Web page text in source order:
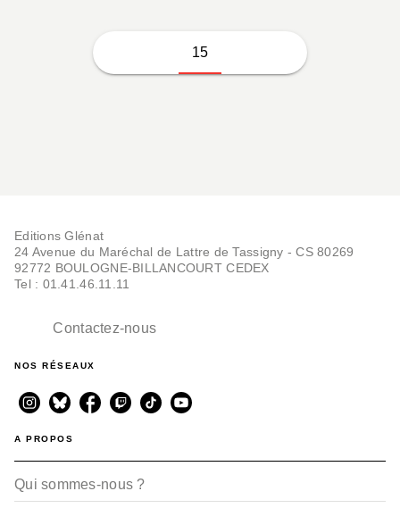
15
Editions Glénat
24 Avenue du Maréchal de Lattre de Tassigny - CS 80269
92772 BOULOGNE-BILLANCOURT CEDEX
Tel : 01.41.46.11.11
Contactez-nous
NOS RÉSEAUX
A PROPOS
Qui sommes-nous ?